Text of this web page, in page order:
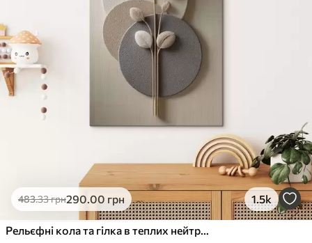
483.33грн290.00 грн 1.5k
Рельєфні кола та гілка в теплих нейтральних тонах